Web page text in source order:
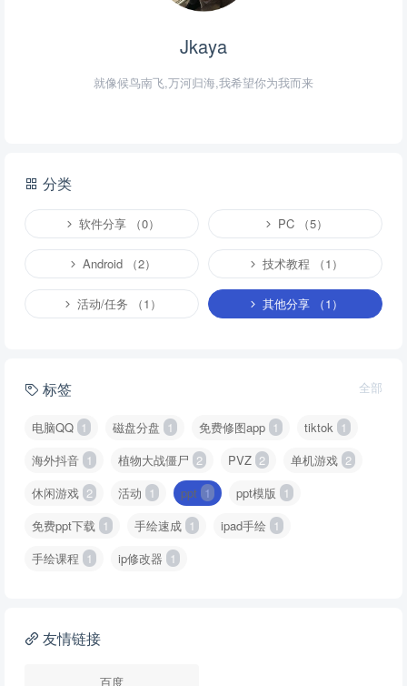
Jkaya
就像候鸟南飞,万河归海,我希望你为我而来
分类
软件分享 （0） PC （5）
Android （2） 技术教程 （1）
活动/任务 （1） 其他分享 （1）
标签 全部
电脑QQ 1 磁盘分盘 1 免费修图app 1 tiktok 1
海外抖音 1 植物大战僵尸 2 PVZ 2 单机游戏 2
休闲游戏 2 活动 1 ppt 1 ppt模版 1
免费ppt下载 1 手绘速成 1 ipad手绘 1
手绘课程 1 ip修改器 1
友情链接
百度